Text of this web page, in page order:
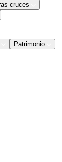
cruces
Patrimonio